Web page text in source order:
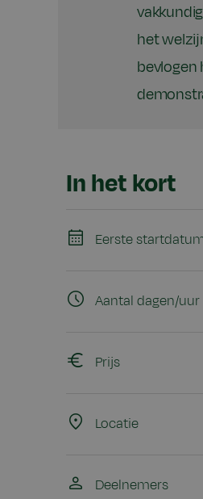
het
bevlogen
In het kort
Eerste
Aantal dagen/uur
Prijs
Locatie
Deelnemers